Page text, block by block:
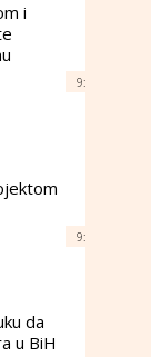
i
9:
9:
da
u BiH